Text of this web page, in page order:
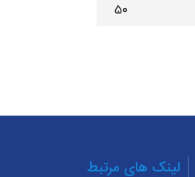
۵۰
لینک های مرتبط